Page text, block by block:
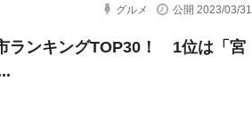
グルメ 公開 2023/03/31
ランキングTOP30！ 1位は「宮